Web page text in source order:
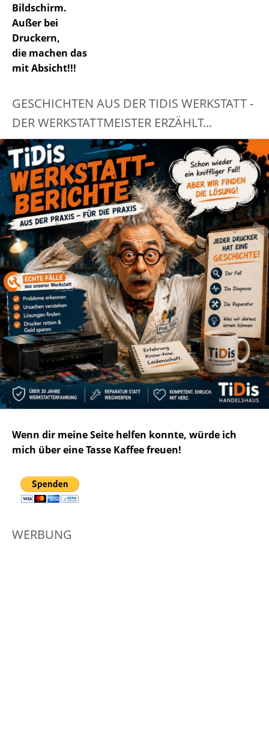
Bildschirm.
Außer bei
Druckern,
die machen das
mit Absicht!!!
GESCHICHTEN AUS DER TIDIS WERKSTATT -
DER WERKSTATTMEISTER ERZÄHLT...
Wenn dir meine Seite helfen konnte, würde ich
mich über eine Tasse Kaffee freuen!
WERBUNG